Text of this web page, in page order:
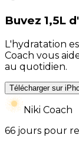
Buvez 1,5L
L'hydratation
Coach vous
au quotidien.
Télécharger sur
Niki Coach
66 jours pour